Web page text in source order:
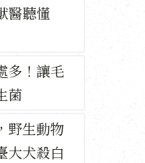
醫聽懂
多！讓毛
菌
野生動物
大犬殺白